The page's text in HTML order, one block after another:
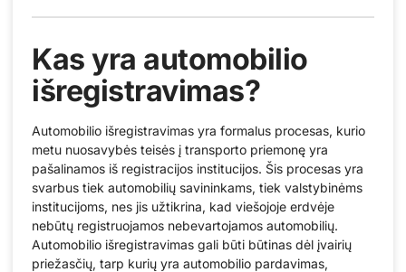
Kas yra automobilio
išregistravimas?
Automobilio išregistravimas yra formalus procesas, kurio
metu nuosavybės teisės į transporto priemonę yra
pašalinamos iš registracijos institucijos. Šis procesas yra
svarbus tiek automobilių savininkams, tiek valstybinėms
institucijoms, nes jis užtikrina, kad viešojoje erdvėje
nebūtų registruojamos nebevartojamos automobilių.
Automobilio išregistravimas gali būti būtinas dėl įvairių
priežasčių, tarp kurių yra automobilio pardavimas,